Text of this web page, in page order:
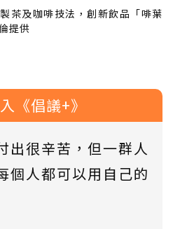
茶及咖啡技法，創新飲品「啡葉
提供
《倡議+》
出很辛苦，但一群人
個人都可以用自己的